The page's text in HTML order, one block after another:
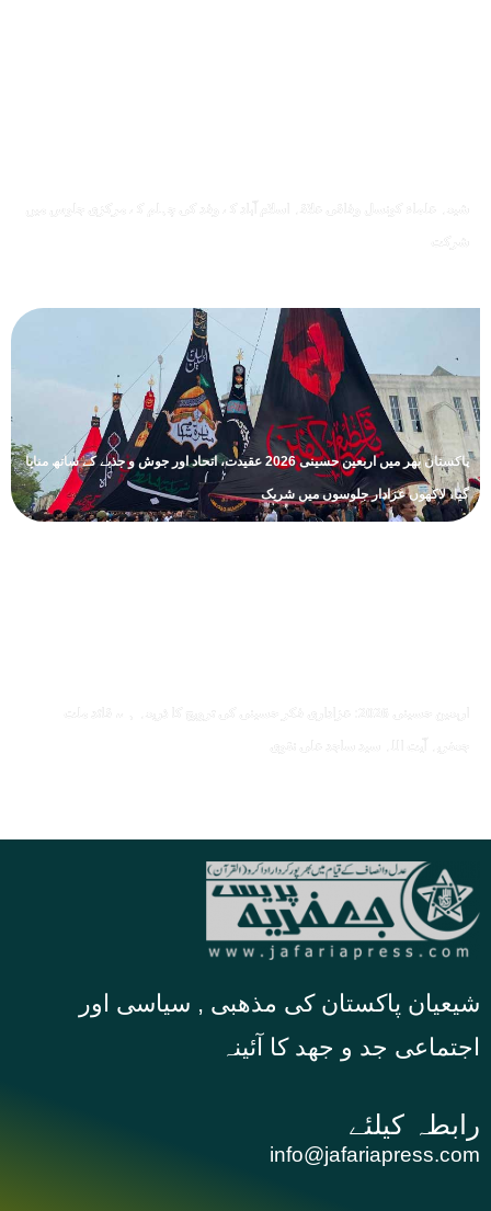
پاکستان بھر میں اربعین حسینی 2026 عقیدت، اتحاد اور جوش و جذبے کے ساتھ منایا
گیا، لاکھوں عزادار جلوسوں میں شریک
شیعیان پاکستان کی مذهبی , سیاسی اور
اجتماعی جد و جهد کا آئینہ
info@jafariapress.com​